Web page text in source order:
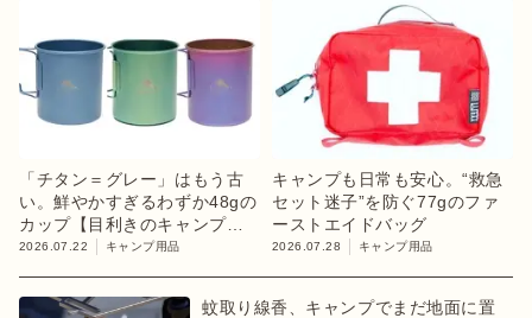
「チタン＝グレー」はもう古
い。鮮やかすぎるわずか48gの
カップ【目利きのキャンプギ
ア】
2026.07.22 キャンプ用品
キャンプも日常も安心。“救急
セット迷子”を防ぐ77gのファ
ーストエイドバッグ
2026.07.28 キャンプ用品
蚊取り線香、キャンプでまだ地面に置